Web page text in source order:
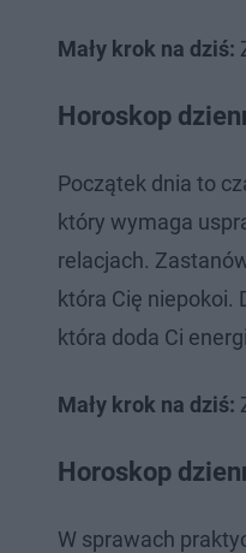
Mały krok na dziś:
Horoskop
Początek dnia to
który wymaga
relacjach.
która Cię niepokoi.
która doda Ci
Mały krok na dziś:
Horoskop
W sprawach